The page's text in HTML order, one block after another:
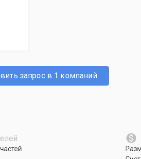
запрос в 1 компаний